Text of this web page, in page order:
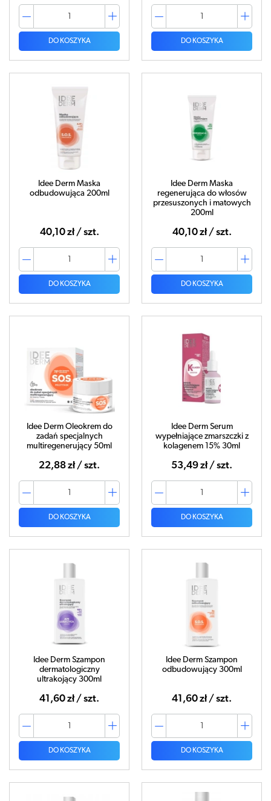
DO KOSZYKA DO KOSZYKA
Idee Derm Maska
odbudowująca 200ml
40,10 zł / szt.
DO KOSZYKA
Idee Derm Maska
regenerująca do włosów
przesuszonych i matowych
200ml
40,10 zł / szt.
DO KOSZYKA
Idee Derm Oleokrem do
zadań specjalnych
multiregenerujący 50ml
22,88 zł / szt.
DO KOSZYKA
Idee Derm Serum
wypełniające zmarszczki z
kolagenem 15% 30ml
53,49 zł / szt.
DO KOSZYKA
Idee Derm Szampon
dermatologiczny
ultrakojący 300ml
41,60 zł / szt.
DO KOSZYKA
Idee Derm Szampon
odbudowujący 300ml
41,60 zł / szt.
DO KOSZYKA